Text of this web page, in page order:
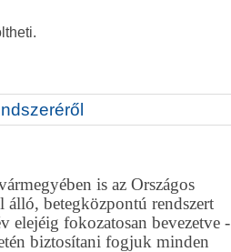
is az Országos
álló, betegközpontú rendszert
elejéig fokozatosan bevezetve -
biztosítani fogjuk minden